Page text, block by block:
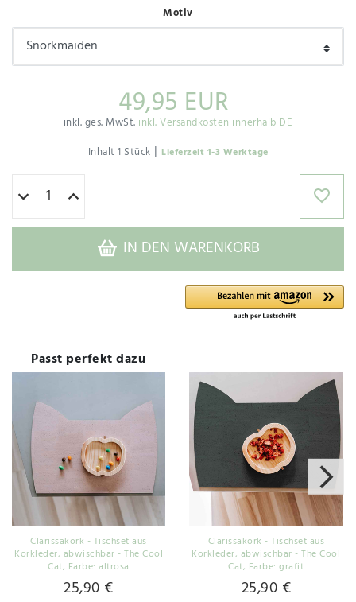
Motiv
49,95 EUR
inkl. ges. MwSt. inkl. Versandkosten innerhalb DE
Inhalt1 Stück | Lieferzeit 1-3 Werktage
IN DEN WARENKORB
Passt perfekt dazu
Clarissakork - Tischset aus
Korkleder, abwischbar - The Cool
Cat, Farbe: altrosa
25,90 €
Clarissakork - Tischset aus
Korkleder, abwischbar - The Cool
Cat, Farbe: grafit
25,90 €